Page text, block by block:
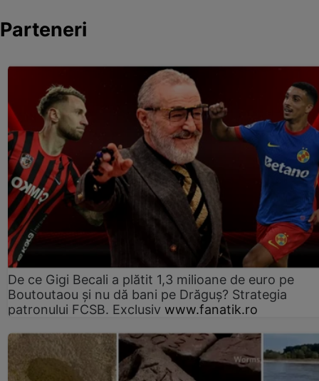
Parteneri
De ce Gigi Becali a plătit 1,3 milioane de euro pe
Boutoutaou și nu dă bani pe Drăguș? Strategia
patronului FCSB. Exclusiv www.fanatik.ro